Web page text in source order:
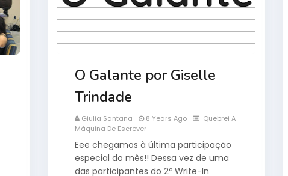
O Galante por Giselle
Trindade
Giulia Santana 8 Years Ago
Quebrei A
Máquina De Escrever
Eee chegamos à última participação
especial do mês!! Dessa vez de uma
das participantes do 2º Write-In